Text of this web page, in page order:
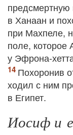
в Ханаан и
при Махпеле,
поле, которое
у Эфрона-
Похоронив
ходил с ним
в Египет.
Иосиф и